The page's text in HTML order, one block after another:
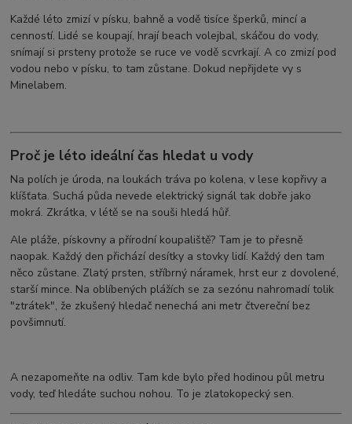
Každé léto zmizí v písku, bahně a vodě tisíce šperků, mincí a
cenností. Lidé se koupají, hrají beach volejbal, skáčou do vody,
snímají si prsteny protože se ruce ve vodě scvrkají. A co zmizí pod
vodou nebo v písku, to tam zůstane. Dokud nepřijdete vy s
Minelabem.
Proč je léto ideální čas hledat u vody
Na polích je úroda, na loukách tráva po kolena, v lese kopřivy a
klíšťata. Suchá půda nevede elektrický signál tak dobře jako
mokrá. Zkrátka, v létě se na souši hledá hůř.
Ale pláže, pískovny a přírodní koupaliště? Tam je to přesně
naopak. Každý den přichází desítky a stovky lidí. Každý den tam
něco zůstane. Zlatý prsten, stříbrný náramek, hrst eur z dovolené,
starší mince. Na oblíbených plážích se za sezónu nahromadí tolik
"ztrátek", že zkušený hledač nenechá ani metr čtvereční bez
povšimnutí.
A nezapomeňte na odliv. Tam kde bylo před hodinou půl metru
vody, teď hledáte suchou nohou. To je zlatokopecký sen.